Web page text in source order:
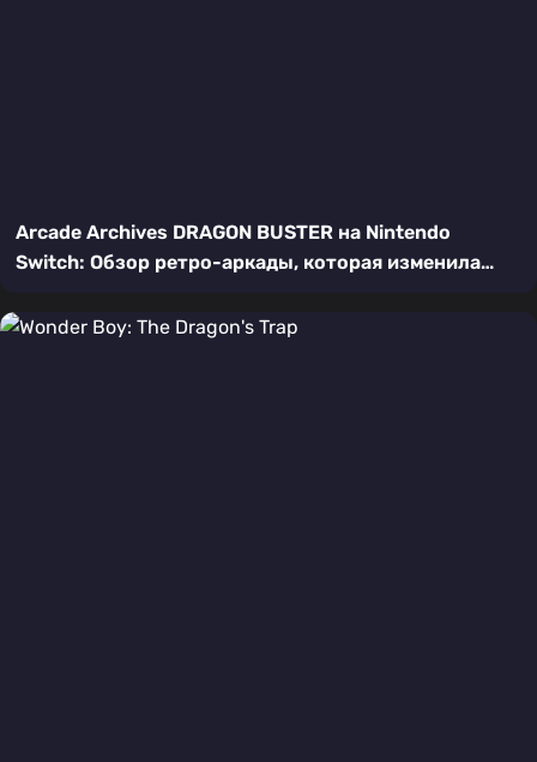
Arcade Archives DRAGON BUSTER на Nintendo
Switch: Обзор ретро-аркады, которая изменила